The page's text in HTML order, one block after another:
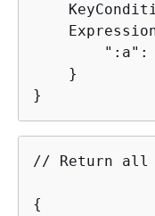
":a":
    }
}
// Return all
{